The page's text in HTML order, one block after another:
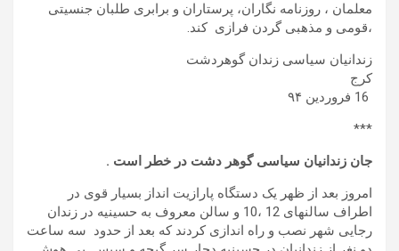
معلمان ، روزنامه نگاران، پرستاران و برابری طلبان جنسیتی
،قومی و مذهبی گردن فرازی کند.
زندانیان سیاسی زندان گوهردشت
کرج
***
جان زندانیان سیاسی گوهر دشت در خطر است .
امروز بعد از ظهر یک دستگاه پارازیت انداز بسیار قوی در
اطراف سالنهای 12 ،10 و سالن معروف به حسینیه در زندان
رجایی شهر نصب و راه اندازی کردند که بعد از حدود سه ساعت